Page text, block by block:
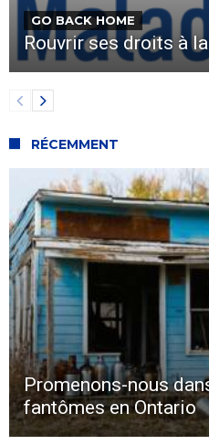
GO BACK HOME
Rouvrir ses droits à
RÉCEMMENT
Promenons-nous
fantômes en Ontario